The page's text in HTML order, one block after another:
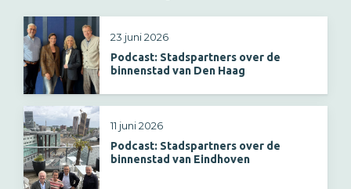
Podcast: Stadspartners over de
binnenstad van Den Haag
23 juni 2026
Podcast: Stadspartners over de
binnenstad van Eindhoven
11 juni 2026